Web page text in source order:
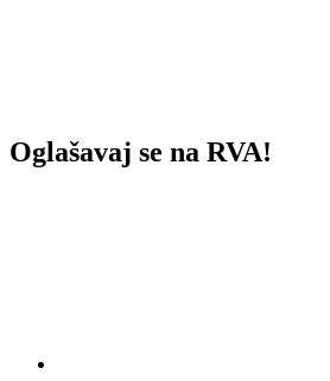
Oglašavaj se na RVA!